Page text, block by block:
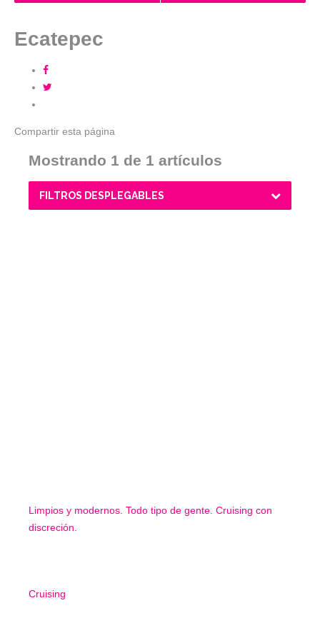
Ecatepec
Compartir esta página
Mostrando 1 de 1 artículos
FILTROS DESPLEGABLES
Limpios y modernos. Todo tipo de gente. Cruising con
discreción.
Cruising